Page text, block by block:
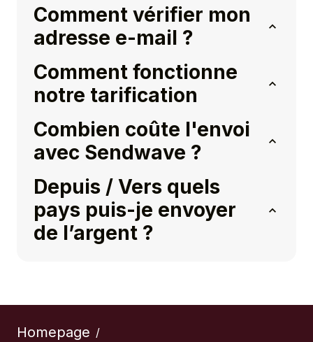
Comment vérifier mon
adresse e-mail ?
Comment fonctionne
notre tarification
Combien coûte l'envoi
avec Sendwave ?
Depuis / Vers quels
pays puis-je envoyer
de l’argent ?
Homepage /